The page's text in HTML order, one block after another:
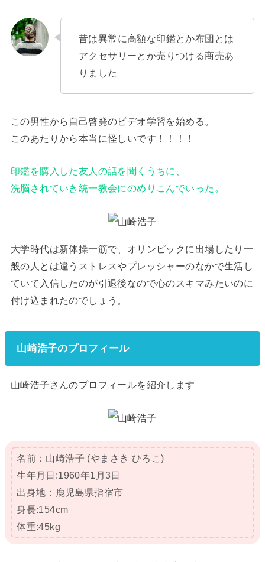
昔は異常に高額な印鑑とか布団とは
アクセサリーとか売りつける商売あ
りました
この男性から自己啓発のビデオ学習を始める。
このあたりから本当に怪しいです！！！！
印鑑を購入した友人の話を聞くうちに、
洗脳されていき統一教会にのめりこんでいった。
大学時代は新体操一筋で、オリンピックに出場したり一
般の人とは違うストレスやプレッシャーのなかで生活し
ていて入信したのが引退後なので心のスキマみたいのに
付け込まれたのでしょう。
山崎浩子のプロフィール
山崎浩子さんのプロフィールを紹介します
名前：山崎浩子 (やまさき ひろこ)
生年月日:1960年1月3日
出身地：鹿児島県指宿市
身長:154cm
体重:45kg